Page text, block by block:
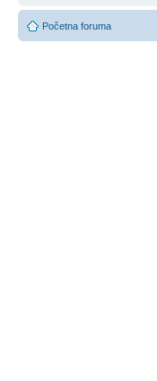
Početna foruma